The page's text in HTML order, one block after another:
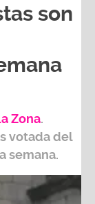
son
a Zona.
votada del
semana.